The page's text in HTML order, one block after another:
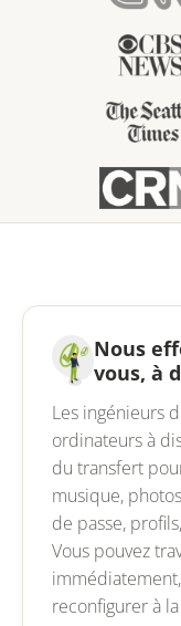
Nous
vous, à
Les ingénieurs
ordinateurs à
du transfert
musique,
de passe,
Vous pouvez
reconfigurer à